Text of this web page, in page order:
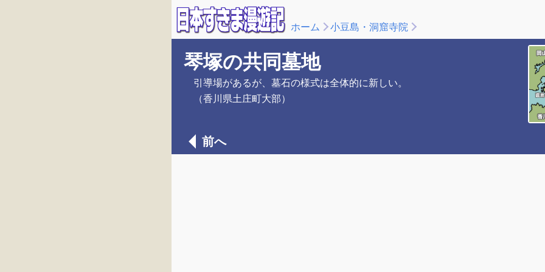
ホーム 小豆島・洞窟寺院
琴塚の共同墓地
引導場があるが、墓石の様式は全体的に新しい。
（香川県土庄町大部）
前へ